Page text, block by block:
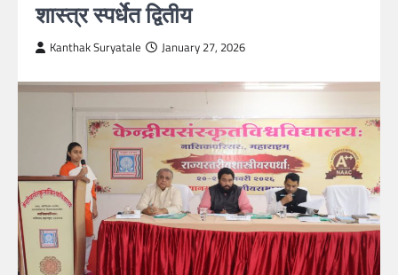
शास्त्र स्पर्धेत द्वितीय
Kanthak Suryatale January 27, 2026